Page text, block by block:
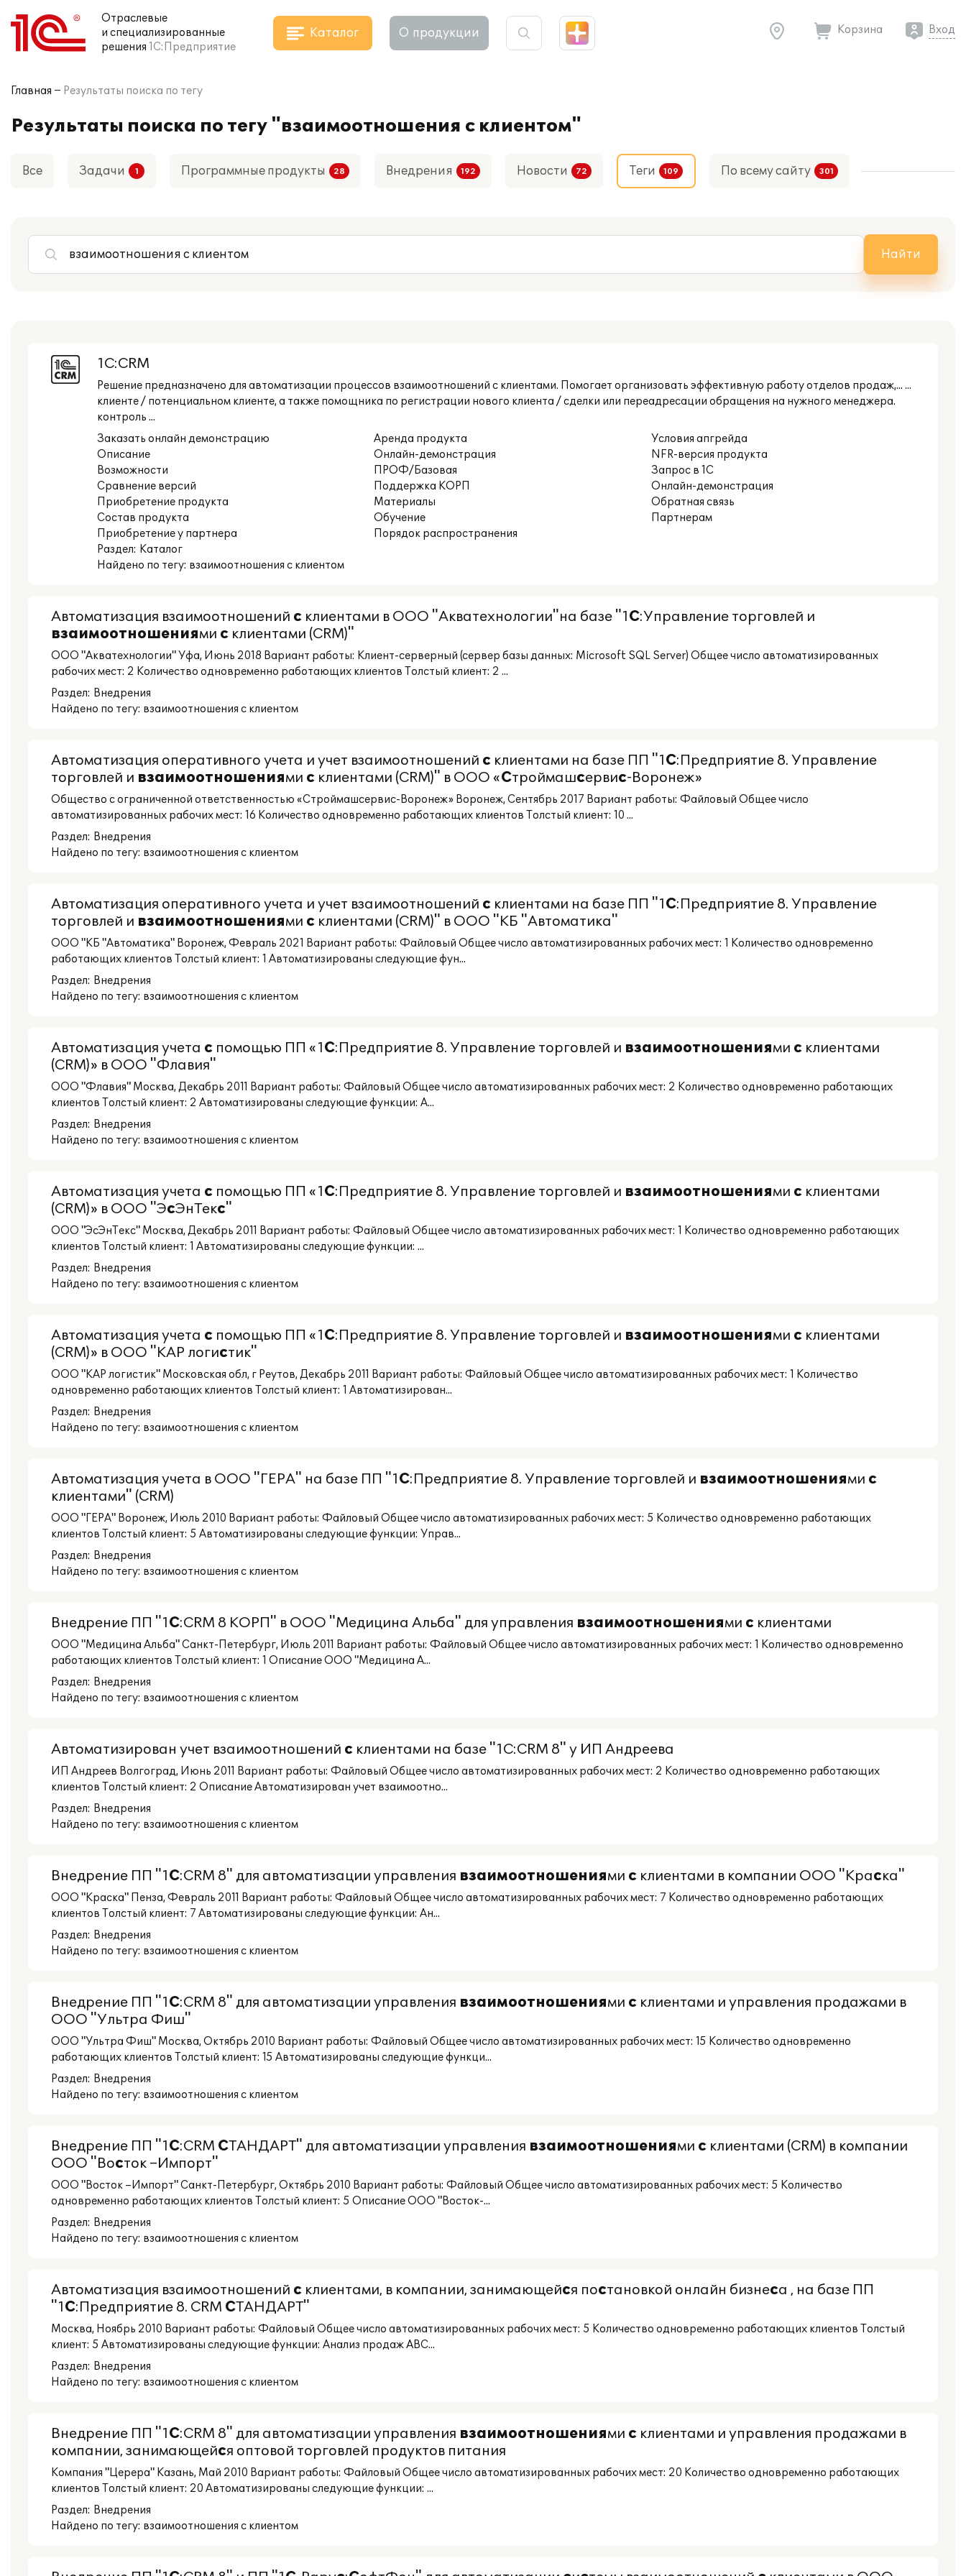
Отраслевые
и специализированные
решения 1С:Предприятие
Каталог О продукции Корзина Вход
Главная Результаты поиска по тегу
Результаты поиска по тегу "взаимоотношения с клиентом"
Все Задачи Программные продукты Внедрения Новости Теги По всему сайту
Найти
1С:CRM
Решение предназначено для автоматизации процессов взаимоотношений с клиентами. Помогает организовать эффективную работу отделов продаж,... ...
клиенте / потенциальном клиенте, а также помощника по регистрации нового клиента / сделки или переадресации обращения на нужного менеджера.
контроль ...
Заказать онлайн демонстрацию
Описание
Возможности
Сравнение версий
Приобретение продукта
Состав продукта
Приобретение у партнера
Аренда продукта
Онлайн-демонстрация
ПРОФ/Базовая
Поддержка КОРП
Материалы
Обучение
Порядок распространения
Условия апгрейда
NFR-версия продукта
Запрос в 1С
Онлайн-демонстрация
Обратная связь
Партнерам
Раздел: Каталог
Найдено по тегу: взаимоотношения с клиентом
Автоматизация взаимоотношений с клиентами в ООО "Акватехнологии"на базе "1С:Управление торговлей и
взаимоотношениями с клиентами (CRM)"
ООО "Акватехнологии" Уфа, Июнь 2018 Вариант работы: Клиент-серверный (сервер базы данных: Microsoft SQL Server) Общее число автоматизированных
рабочих мест: 2 Количество одновременно работающих клиентов Толстый клиент: 2 ...
Раздел: Внедрения
Найдено по тегу: взаимоотношения с клиентом
Автоматизация оперативного учета и учет взаимоотношений с клиентами на базе ПП "1С:Предприятие 8. Управление
торговлей и взаимоотношениями с клиентами (CRM)" в ООО «Строймашсервис-Воронеж»
Общество с ограниченной ответственностью «Строймашсервис-Воронеж» Воронеж, Сентябрь 2017 Вариант работы: Файловый Общее число
автоматизированных рабочих мест: 16 Количество одновременно работающих клиентов Толстый клиент: 10 ...
Раздел: Внедрения
Найдено по тегу: взаимоотношения с клиентом
Автоматизация оперативного учета и учет взаимоотношений с клиентами на базе ПП "1С:Предприятие 8. Управление
торговлей и взаимоотношениями с клиентами (CRM)" в ООО "КБ "Автоматика"
ООО "КБ "Автоматика" Воронеж, Февраль 2021 Вариант работы: Файловый Общее число автоматизированных рабочих мест: 1 Количество одновременно
работающих клиентов Толстый клиент: 1 Автоматизированы следующие фун...
Раздел: Внедрения
Найдено по тегу: взаимоотношения с клиентом
Автоматизация учета с помощью ПП «1С:Предприятие 8. Управление торговлей и взаимоотношениями с клиентами
(CRM)» в ООО "Флавия"
ООО "Флавия" Москва, Декабрь 2011 Вариант работы: Файловый Общее число автоматизированных рабочих мест: 2 Количество одновременно работающих
клиентов Толстый клиент: 2 Автоматизированы следующие функции: А...
Раздел: Внедрения
Найдено по тегу: взаимоотношения с клиентом
Автоматизация учета с помощью ПП «1С:Предприятие 8. Управление торговлей и взаимоотношениями с клиентами
(CRM)» в ООО "ЭсЭнТекс"
ООО "ЭсЭнТекс" Москва, Декабрь 2011 Вариант работы: Файловый Общее число автоматизированных рабочих мест: 1 Количество одновременно работающих
клиентов Толстый клиент: 1 Автоматизированы следующие функции: ...
Раздел: Внедрения
Найдено по тегу: взаимоотношения с клиентом
Автоматизация учета с помощью ПП «1С:Предприятие 8. Управление торговлей и взаимоотношениями с клиентами
(CRM)» в ООО "КАР логистик"
ООО "КАР логистик" Московская обл, г Реутов, Декабрь 2011 Вариант работы: Файловый Общее число автоматизированных рабочих мест: 1 Количество
одновременно работающих клиентов Толстый клиент: 1 Автоматизирован...
Раздел: Внедрения
Найдено по тегу: взаимоотношения с клиентом
Автоматизация учета в ООО "ГЕРА" на базе ПП "1С:Предприятие 8. Управление торговлей и взаимоотношениями с
клиентами" (CRM)
ООО "ГЕРА" Воронеж, Июль 2010 Вариант работы: Файловый Общее число автоматизированных рабочих мест: 5 Количество одновременно работающих
клиентов Толстый клиент: 5 Автоматизированы следующие функции: Управ...
Раздел: Внедрения
Найдено по тегу: взаимоотношения с клиентом
Внедрение ПП "1С:CRM 8 КОРП" в ООО "Медицина Альба" для управления взаимоотношениями с клиентами
ООО "Медицина Альба" Санкт-Петербург, Июль 2011 Вариант работы: Файловый Общее число автоматизированных рабочих мест: 1 Количество одновременно
работающих клиентов Толстый клиент: 1 Описание ООО "Медицина А...
Раздел: Внедрения
Найдено по тегу: взаимоотношения с клиентом
Автоматизирован учет взаимоотношений с клиентами на базе "1C:CRM 8" у ИП Андреева
ИП Андреев Волгоград, Июнь 2011 Вариант работы: Файловый Общее число автоматизированных рабочих мест: 2 Количество одновременно работающих
клиентов Толстый клиент: 2 Описание Автоматизирован учет взаимоотно...
Раздел: Внедрения
Найдено по тегу: взаимоотношения с клиентом
Внедрение ПП "1С:CRM 8" для автоматизации управления взаимоотношениями с клиентами в компании ООО "Краска"
ООО "Краска" Пенза, Февраль 2011 Вариант работы: Файловый Общее число автоматизированных рабочих мест: 7 Количество одновременно работающих
клиентов Толстый клиент: 7 Автоматизированы следующие функции: Ан...
Раздел: Внедрения
Найдено по тегу: взаимоотношения с клиентом
Внедрение ПП "1С:CRM 8" для автоматизации управления взаимоотношениями с клиентами и управления продажами в
ООО "Ультра Фиш"
ООО "Ультра Фиш" Москва, Октябрь 2010 Вариант работы: Файловый Общее число автоматизированных рабочих мест: 15 Количество одновременно
работающих клиентов Толстый клиент: 15 Автоматизированы следующие функци...
Раздел: Внедрения
Найдено по тегу: взаимоотношения с клиентом
Внедрение ПП "1С:CRM СТАНДАРТ" для автоматизации управления взаимоотношениями с клиентами (CRM) в компании
ООО "Восток –Импорт"
ООО "Восток –Импорт" Санкт-Петербург, Октябрь 2010 Вариант работы: Файловый Общее число автоматизированных рабочих мест: 5 Количество
одновременно работающих клиентов Толстый клиент: 5 Описание ООО "Восток-...
Раздел: Внедрения
Найдено по тегу: взаимоотношения с клиентом
Автоматизация взаимоотношений с клиентами, в компании, занимающейся постановкой онлайн бизнеса , на базе ПП
"1С:Предприятие 8. CRM СТАНДАРТ"
Москва, Ноябрь 2010 Вариант работы: Файловый Общее число автоматизированных рабочих мест: 5 Количество одновременно работающих клиентов Толстый
клиент: 5 Автоматизированы следующие функции: Анализ продаж ABC...
Раздел: Внедрения
Найдено по тегу: взаимоотношения с клиентом
Внедрение ПП "1С:CRM 8" для автоматизации управления взаимоотношениями с клиентами и управления продажами в
компании, занимающейся оптовой торговлей продуктов питания
Компания "Церера" Казань, Май 2010 Вариант работы: Файловый Общее число автоматизированных рабочих мест: 20 Количество одновременно работающих
клиентов Толстый клиент: 20 Автоматизированы следующие функции: ...
Раздел: Внедрения
Найдено по тегу: взаимоотношения с клиентом